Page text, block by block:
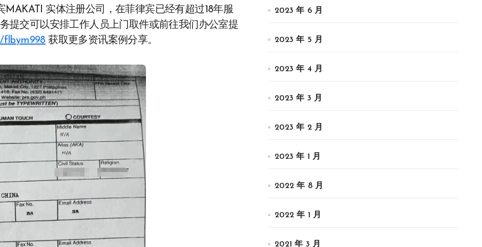
实体注册公司，在菲律宾已经有超过18年服
提交可以安排工作人员上门取件或前往我们办公室提
flbym998 获取更多资讯案例分享。
2023 年 6 月
2023 年 5 月
2023 年 4 月
2023 年 3 月
2023 年 2 月
2023 年 1 月
2022 年 8 月
2022 年 1 月
2021 年 3 月